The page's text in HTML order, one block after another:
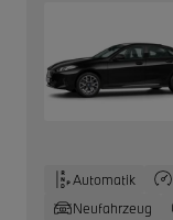
Automatik
Neufahrzeug